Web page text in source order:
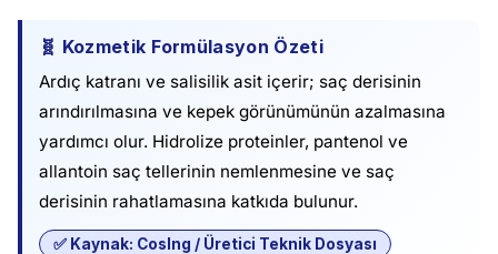
🧬 Kozmetik Formülasyon Özeti
Ardıç katranı ve salisilik asit içerir; saç derisinin
arındırılmasına ve kepek görünümünün azalmasına
yardımcı olur. Hidrolize proteinler, pantenol ve
allantoin saç tellerinin nemlenmesine ve saç
derisinin rahatlamasına katkıda bulunur.
✅ Kaynak: CosIng / Üretici Teknik Dosyası